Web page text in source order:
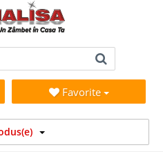
Favorite